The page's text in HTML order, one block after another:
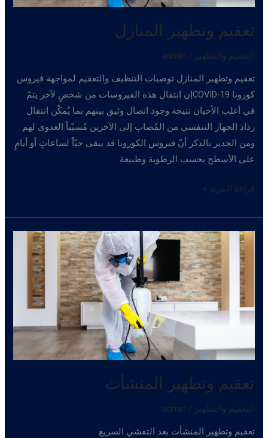
تعقيم وتطهير المنازل
التعقيم والتطهير /
admin
تعقيم وتطهير المنازل توصيات التنظيف والتعقيم لمواجهة فيروس
كورونا COVID-19إن انتقال هذه الفيروسات من شخصٍ لآخر يتمّ
في أغلب الأحيان نتيجة وجود اتصال وثيق بينهم بما يُمكّن انتقال
رذاذ الجهاز التنفسي من المُصاب إلى الآخرين مُسبّباً العدوى لهم
ومن الجدير بالذكر أنّ فيروس الكورونا قد يبقى حيّاً لساعاتٍ أو أيامٍ
على الأسطح بحسب الرطوبة وطبيعة
تعقيم
المنازل
قراءة المزيد »
تعقيم وتطهير المنشأت
التعقيم والتطهير /
admin
تعقيم وتطهير المنشأت بعد التفشي السريع